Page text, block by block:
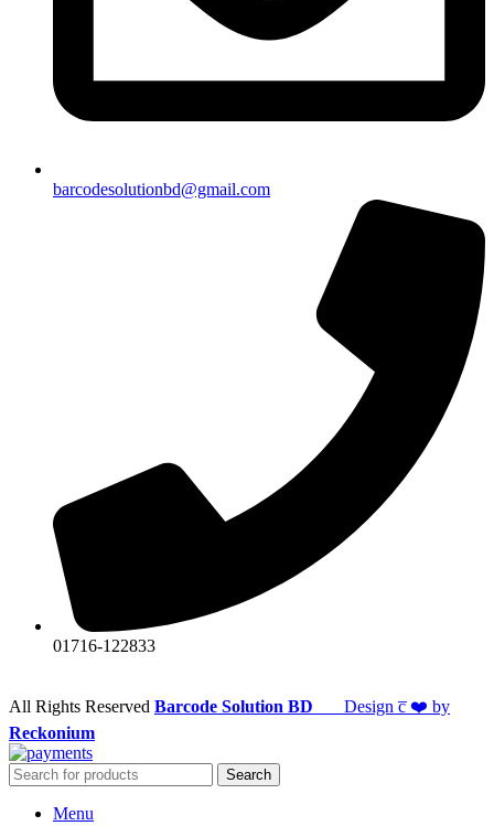
barcodesolutionbd@gmail.com
01716-122833
All Rights Reserved Barcode Solution BD Design c̅ ❤️ by
Reckonium
Search
Menu